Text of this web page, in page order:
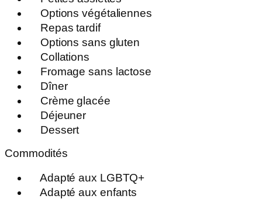
Options végétaliennes
Repas tardif
Options sans gluten
Collations
Fromage sans lactose
Dîner
Crème glacée
Déjeuner
Dessert
Commodités
Adapté aux LGBTQ+
Adapté aux enfants